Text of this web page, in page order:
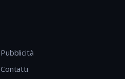
Pubblicità
Contatti